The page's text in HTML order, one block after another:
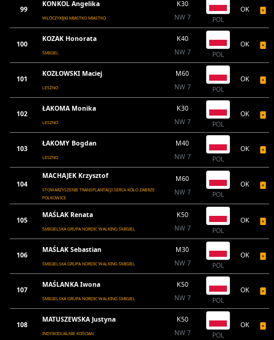
99
KONKOL Angelika
WŁÓCZYKIJKI MIASTKO MIASTKO
K30
NW 7
POL
OK
100
KOZAK Honorata
ŚMIGIEL
K40
NW 7
POL
OK
101
KOZŁOWSKI Maciej
LESZNO
M60
NW 7
POL
OK
102
ŁAKOMA Monika
LESZNO
K30
NW 7
POL
OK
103
ŁAKOMY Bogdan
LESZNO
M40
NW 7
POL
OK
104
MACHAJEK Krzysztof
STOWARZYSZENIE TRANSPLANTACJI SERCA KOŁO ZABRZE
POLKOWICE
M60
NW 7
POL
OK
105
MAŚLAK Renata
ŚMIGIELSKA GRUPA NORDIC WALKING ŚMIGIEL
K50
NW 7
POL
OK
106
MAŚLAK Sebastian
ŚMIGIELSKA GRUPA NORDIC WALKING ŚMIGIEL
M30
NW 7
POL
OK
107
MAŚLANKA Iwona
ŚMIGIELSKA GRUPA NORDIC WALKING ŚMIGIEL
K50
NW 7
POL
OK
108
MATUSZEWSKA Justyna
INDYWIDUALNIE KOŚCIAN
K50
NW 7
POL
OK